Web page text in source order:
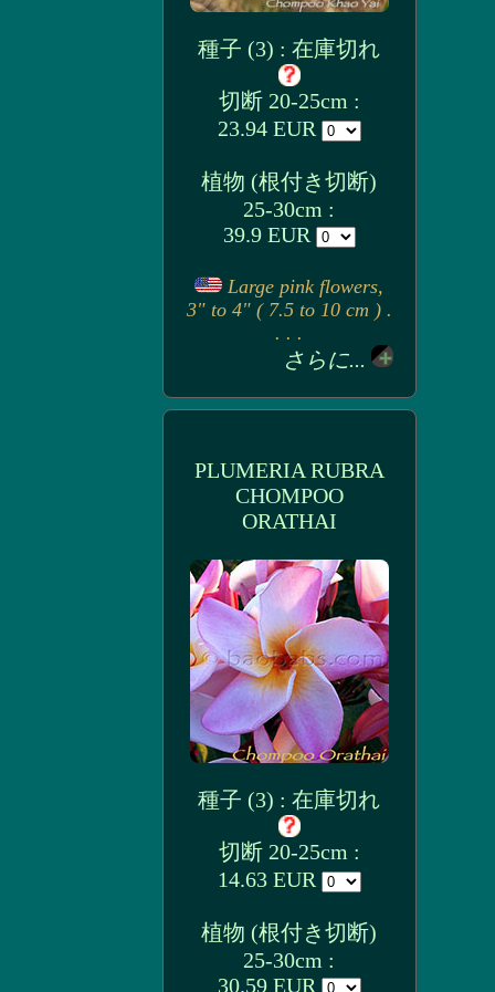
種子 (3) : 在庫切れ
切断 20-25cm :
23.94 EUR
植物 (根付き切断)
25-30cm :
39.9 EUR
Large pink flowers,
3" to 4" ( 7.5 to 10 cm ) .
. . .
さらに...
PLUMERIA RUBRA
CHOMPOO
ORATHAI
種子 (3) : 在庫切れ
切断 20-25cm :
14.63 EUR
植物 (根付き切断)
25-30cm :
30.59 EUR